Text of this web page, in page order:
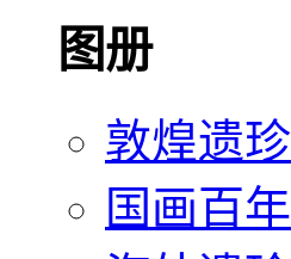
图册
敦煌遗珍
国画百年